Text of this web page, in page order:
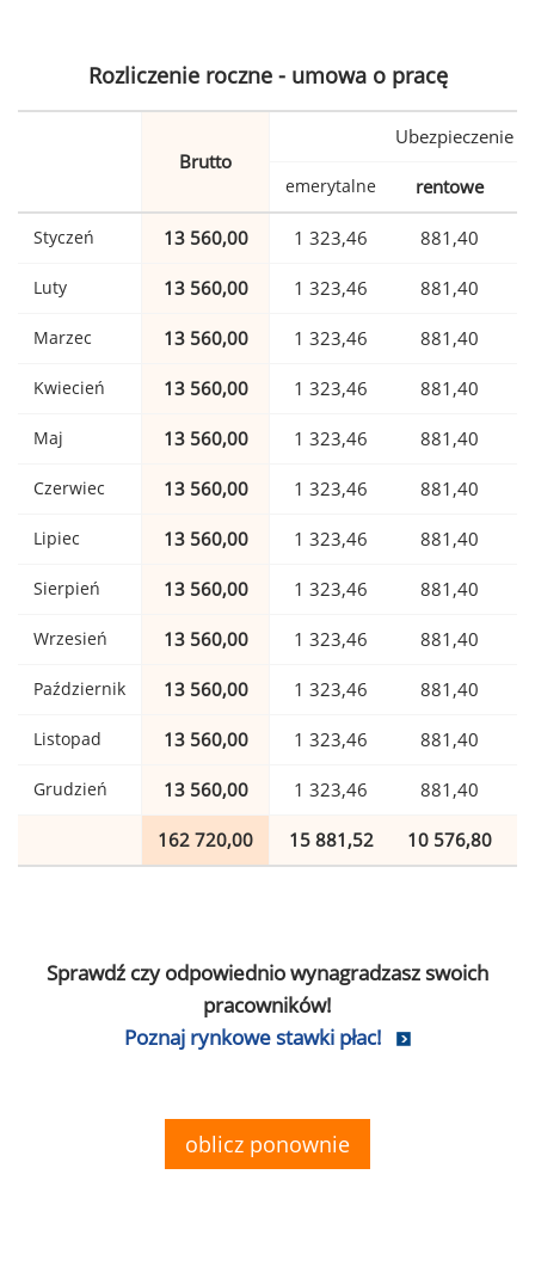
Rozliczenie roczne - umowa o pracę
Brutto
Ubezpieczenie
emerytalne rentowe
Styczeń 13 560,00 1 323,46 881,40
Luty 13 560,00 1 323,46 881,40
Marzec 13 560,00 1 323,46 881,40
Kwiecień 13 560,00 1 323,46 881,40
Maj 13 560,00 1 323,46 881,40
Czerwiec 13 560,00 1 323,46 881,40
Lipiec 13 560,00 1 323,46 881,40
Sierpień 13 560,00 1 323,46 881,40
Wrzesień 13 560,00 1 323,46 881,40
Październik 13 560,00 1 323,46 881,40
Listopad 13 560,00 1 323,46 881,40
Grudzień 13 560,00 1 323,46 881,40
162 720,00 15 881,52 10 576,80
Sprawdź czy odpowiednio wynagradzasz swoich
pracowników!
Poznaj rynkowe stawki płac!
oblicz ponownie